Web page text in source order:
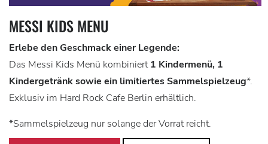
MESSI KIDS MENU
Erlebe den Geschmack einer Legende:
Das Messi Kids Menü kombiniert1 Kindermenü, 1
Kindergetränk sowie ein limitiertes Sammelspielzeug*.
Exklusiv im Hard Rock Cafe Berlin erhältlich.
*Sammelspielzeug nur solange der Vorrat reicht.